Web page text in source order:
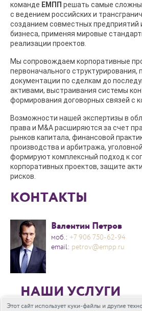
Этот сайт использует куки-файлы и другие
команде ЕМПП решать самые
с ведением российских и
созданием совместных предприятий
бизнеса, применяя мировые
реализации проектов.
Мы сопровождаем корпоративные
первоначального структурирования,
документации по сделкам до
активами, выстраивания системы
формирования договорных связей с
Возможности нашей экспертизы в
права и M&A расширяются за счет
рынков капитала, финансовой
производства и арбитража,
формируют комплексный подход к
корпоративных проектов, защите
рисков.
КОНТАКТЫ
Валентин Петров
моб.: +7 906 750-62-94
email: petrov@empp.ru
НАШИ УСЛУГИ
Слияния и поглощения,